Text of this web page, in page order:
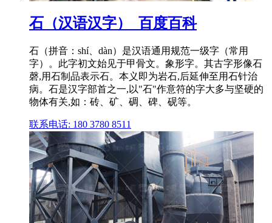
石（汉语汉字）_百度百科
石（拼音：shí、dàn）是汉语通用规范一级字（常用
字）。此字初文始见于甲骨文。象形字。其古字形像石
磬,用石制品表示石。本义即为岩石,后延伸至用石针治
病。石是汉字部首之一,以"石"作意符的字大多与坚硬的
物体有关,如：砖、矿、碉、碑、砚等。
联系电话: 180 3780 8511